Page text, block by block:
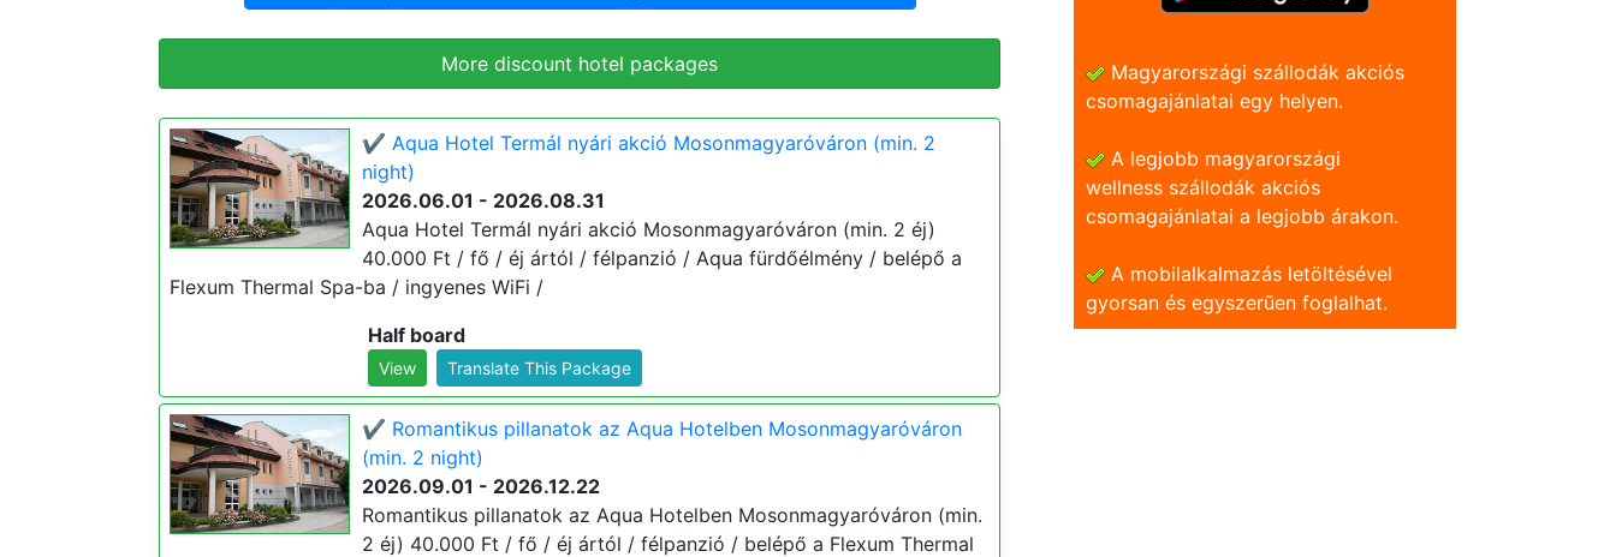
More discount hotel packages
✔️ Aqua Hotel Termál nyári akció Mosonmagyaróváron (min. 2
night)
2026.06.01 - 2026.08.31
Aqua Hotel Termál nyári akció Mosonmagyaróváron (min. 2 éj)
40.000 Ft / fő / éj ártól / félpanzió / Aqua fürdőélmény / belépő a
Flexum Thermal Spa-ba / ingyenes WiFi /
Half board
View Translate This Package
✔️ Romantikus pillanatok az Aqua Hotelben Mosonmagyaróváron
(min. 2 night)
2026.09.01 - 2026.12.22
Romantikus pillanatok az Aqua Hotelben Mosonmagyaróváron (min.
2 éj) 40.000 Ft / fő / éj ártól / félpanzió / belépő a Flexum Thermal
Magyarországi szállodák akciós
csomagajánlatai egy helyen.
A legjobb magyarországi
wellness szállodák akciós
csomagajánlatai a legjobb árakon.
A mobilalkalmazás letöltésével
gyorsan és egyszerũen foglalhat.